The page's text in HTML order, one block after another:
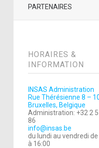
PARTENAIRES
HORAIRES &
INFORMATION
INSAS Administration
Rue Thérésienne 8 –
Bruxelles, Belgique
Administration: +32 2
86
info@insas.be
du lundi au vendredi de
à 16:00